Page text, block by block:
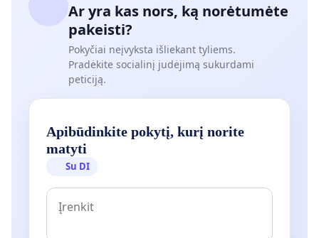
Ar yra kas nors, ką norėtumėte
pakeisti?
Pokyčiai neįvyksta išliekant tyliems.
Pradėkite socialinį judėjimą sukurdami
peticiją.
Apibūdinkite pokytį, kurį norite
matyti
Su DI